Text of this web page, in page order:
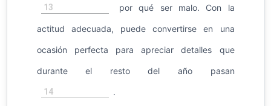
13 por qué ser malo. Con la
actitud adecuada, puede convertirse en una
ocasión perfecta para apreciar detalles que
durante el resto del año pasan
14 .